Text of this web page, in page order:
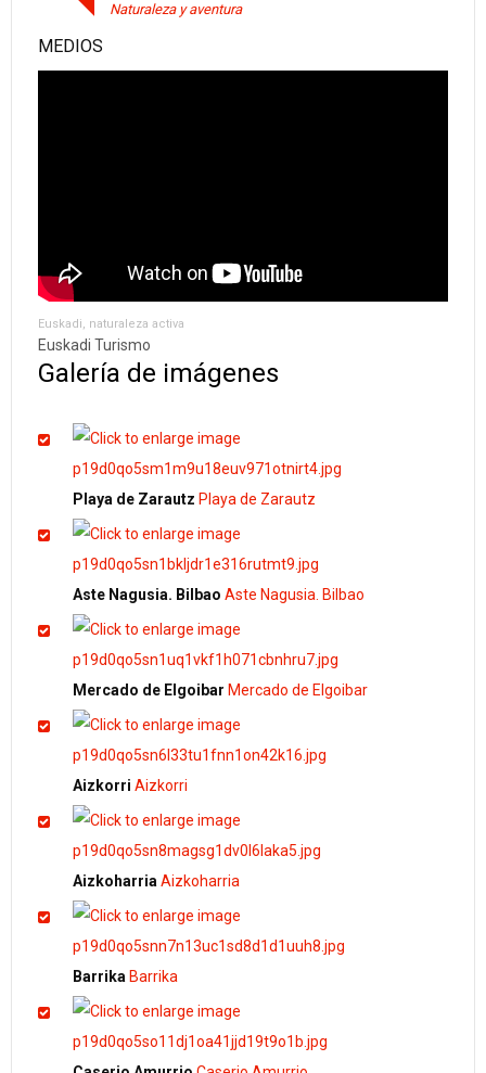
Naturaleza y aventura
MEDIOS
Euskadi, naturaleza activa
Euskadi Turismo
Galería de imágenes
Playa de Zarautz Playa de Zarautz
Aste Nagusia. Bilbao Aste Nagusia. Bilbao
Mercado de Elgoibar Mercado de Elgoibar
Aizkorri Aizkorri
Aizkoharria Aizkoharria
Barrika Barrika